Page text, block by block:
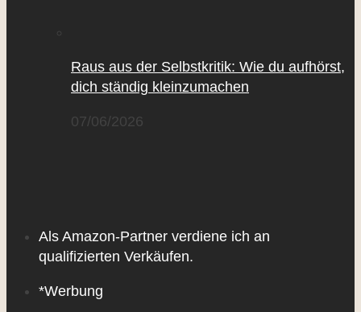
Raus aus der Selbstkritik: Wie du aufhörst,
dich ständig kleinzumachen
07/06/2026
Als Amazon-Partner verdiene ich an
qualifizierten Verkäufen.
*Werbung